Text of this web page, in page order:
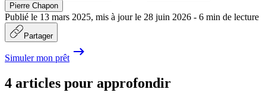
Pierre Chapon
Publié le 13 mars 2025, mis à jour le 28 juin 2026 - 6 min de lecture
Partager
Simuler mon prêt
4 articles pour approfondir